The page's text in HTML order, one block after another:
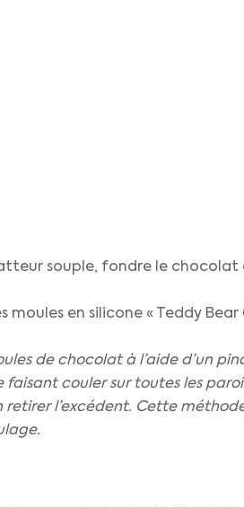
souple, fondre le chocolat
moules en silicone « Teddy
de chocolat à l’aide d’un
couler sur toutes les
l’excédent. Cette